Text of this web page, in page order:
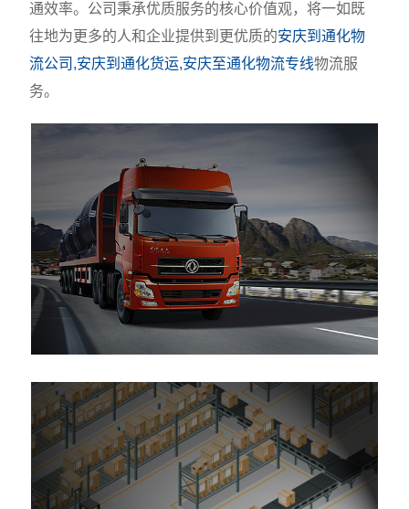
通效率。公司秉承优质服务的核心价值观，将一如既
往地为更多的人和企业提供到更优质的安庆到通化物
流公司,安庆到通化货运,安庆至通化物流专线物流服
务。